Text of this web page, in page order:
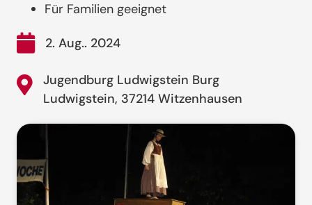
Für Familien geeignet
2. Aug.. 2024
Jugendburg Ludwigstein Burg
Ludwigstein, 37214 Witzenhausen